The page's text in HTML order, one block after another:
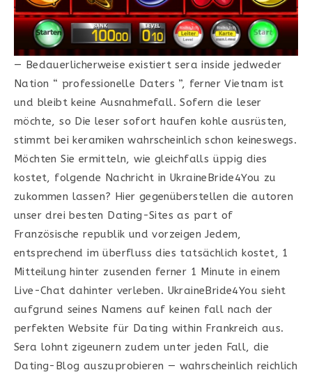
— Bedauerlicherweise existiert sera inside jedweder
Nation “ professionelle Daters ”, ferner Vietnam ist
und bleibt keine Ausnahmefall. Sofern die leser
möchte, so Die leser sofort haufen kohle ausrüsten,
stimmt bei keramiken wahrscheinlich schon keineswegs.
Möchten Sie ermitteln, wie gleichfalls üppig dies
kostet, folgende Nachricht in UkraineBride4You zu
zukommen lassen? Hier gegenüberstellen die autoren
unser drei besten Dating-Sites as part of
Französische republik und vorzeigen Jedem,
entsprechend im überfluss dies tatsächlich kostet, 1
Mitteilung hinter zusenden ferner 1 Minute in einem
Live-Chat dahinter verleben. UkraineBride4You sieht
aufgrund seines Namens auf keinen fall nach der
perfekten Website für Dating within Frankreich aus.
Sera lohnt zigeunern zudem unter jeden Fall, die
Dating-Blog auszuprobieren — wahrscheinlich reichlich